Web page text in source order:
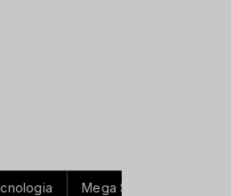
Mega Sena acumula e pode